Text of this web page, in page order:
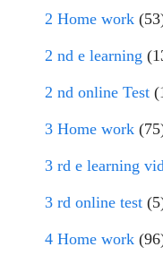
2 Home work
2 nd e learning
2 nd online Test
3 Home work
3 rd e learning
3 rd online test
4 Home work